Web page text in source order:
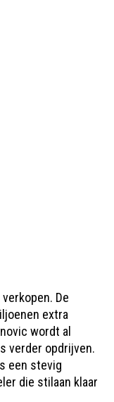
De
extra
wordt al
verder opdrijven.
een stevig
die stilaan klaar